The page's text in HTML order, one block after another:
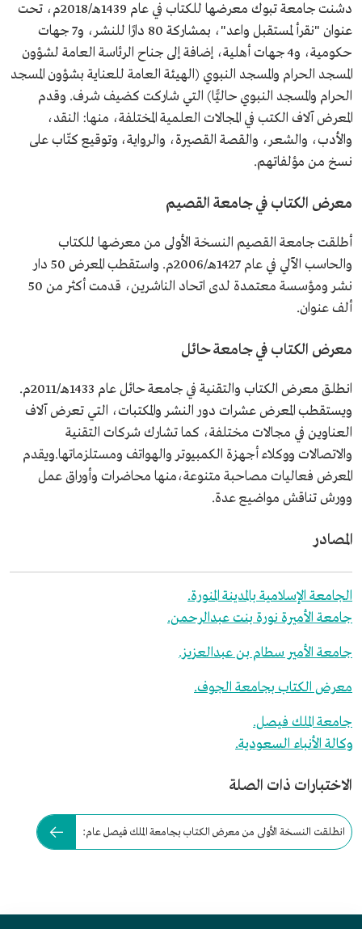
دشنت جامعة تبوك معرضها للكتاب في عام 1439هـ/2018م، تحت
عنوان "نقرأ لمستقبل واعد"، بمشاركة 80 دارًا للنشر، و7 جهات
حكومية، و4 جهات أهلية، إضافة إلى جناح الرئاسة العامة لشؤون
المسجد الحرام والمسجد النبوي (الهيئة العامة للعناية بشؤون المسجد
الحرام والمسجد النبوي حاليًّا) التي شاركت كضيف شرف. وقدم
المعرض آلاف الكتب في المجالات العلمية المختلفة، منها: النقد،
والأدب، والشعر، والقصة القصيرة، والرواية، وتوقيع كتّاب على
نسخ من مؤلفاتهم.
معرض الكتاب في جامعة القصيم
أطلقت جامعة القصيم النسخة الأولى من معرضها للكتاب
والحاسب الآلي في عام 1427هـ/2006م. واستقطب المعرض 50 دار
نشر ومؤسسة معتمدة لدى اتحاد الناشرين، قدمت أكثر من 50
ألف عنوان.
معرض الكتاب في جامعة حائل
انطلق معرض الكتاب والتقنية في جامعة حائل عام 1433هـ/2011م.
ويستقطب المعرض عشرات دور النشر والمكتبات، التي تعرض آلاف
العناوين في مجالات مختلفة، كما تشارك شركات التقنية
والاتصالات ووكلاء أجهزة الكمبيوتر والهواتف ومستلزماتها.ويقدم
المعرض فعاليات مصاحبة متنوعة،منها محاضرات وأوراق عمل
وورش تناقش مواضيع عدة.
المصادر
الجامعة الإسلامية بالمدينة المنورة.
جامعة الأميرة نورة بنت عبدالرحمن.
جامعة الأمير سطام بن عبدالعزيز.
معرض الكتاب بجامعة الجوف.
جامعة الملك فيصل.
وكالة الأنباء السعودية.
الاختبارات ذات الصلة
انطلقت النسخة الأولى من معرض الكتاب بجامعة الملك فيصل عام: